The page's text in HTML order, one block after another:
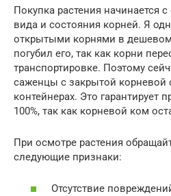
Покупка растения начинается
вида и состояния корней. Я
открытыми корнями в
погубил его, так как корни
транспортировке. Поэтому
саженцы с закрытой корневой
контейнерах. Это гарантирует
100%, так как корневой ком
При осмотре растения
следующие признаки:
Отсутствие